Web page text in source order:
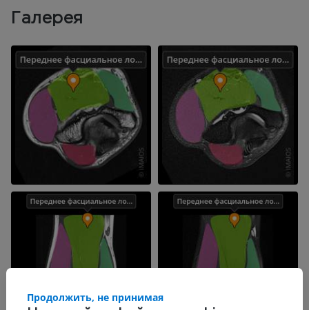
Галерея
Продолжить, не принимая